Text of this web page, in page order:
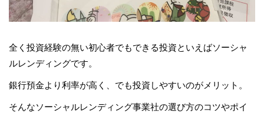
全く投資経験の無い初心者でもできる投資といえばソーシャ
ルレンディングです。
銀行預金より利率が高く、でも投資しやすいのがメリット。
そんなソーシャルレンディング事業社の選び方のコツやポイ